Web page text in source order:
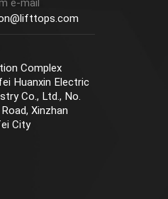
e-mail
Complex
Huanxin Electric
Co., Ltd., No.
Xinzhan
City